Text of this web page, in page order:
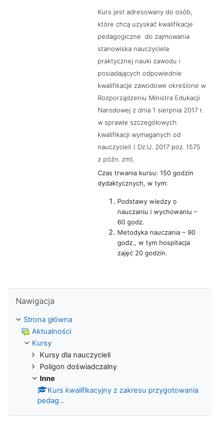
Kurs jest adresowany do osób,
które chcą uzyskać kwalifikacje
pedagogiczne do zajmowania
stanowiska nauczyciela
praktycznej nauki zawodu i
posiadających odpowiednie
kwalifikacje zawodowe określone w
Rozporządzeniu Ministra Edukacji
Narodowej z dnia 1 sierpnia 2017 r.
w sprawie szczegółowych
kwalifikacji wymaganych od
nauczycieli ( Dz.U. 2017 poz. 1575
z późn. zm).
Czas trwania kursu: 150 godzin
dydaktycznych, w tym:
Podstawy wiedzy o
nauczaniu i wychowaniu –
60 godz.
Metodyka nauczania – 90
godz., w tym hospitacja
zajęć 20 godzin.
Nawigacja
Strona główna
Aktualności
Kursy
Kursy dla nauczycieli
Poligon doświadczalny
Inne
Kurs kwalifikacyjny z zakresu przygotowania
pedag...